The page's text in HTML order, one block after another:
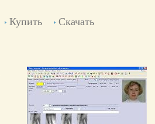
Купить Скачать